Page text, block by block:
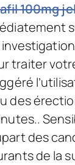
100mg
traiter
des
des
de la